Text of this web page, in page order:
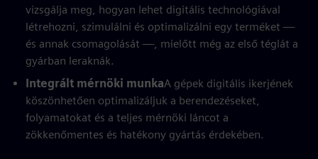
vizsgálja meg, hogyan lehet digitális technológiával
létrehozni, szimulálni és optimalizálni egy terméket —
és annak csomagolását —, mielőtt még az első téglát a
gyárban leraknák.
Integrált mérnöki munkaA gépek digitális ikerjének
köszönhetően optimalizáljuk a berendezéseket,
folyamatokat és a teljes mérnöki láncot a
zökkenőmentes és hatékony gyártás érdekében.